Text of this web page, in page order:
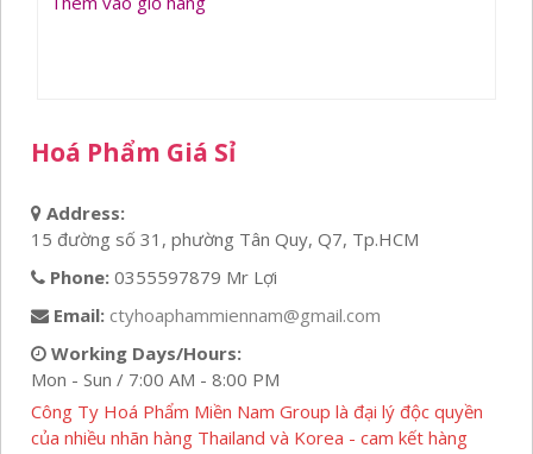
Hoá Phẩm Giá Sỉ
Address:
15 đường số 31, phường Tân Quy, Q7, Tp.HCM
Phone: 0355597879 Mr Lợi
Email: ctyhoaphammiennam@gmail.com
Working Days/Hours:
Mon - Sun / 7:00 AM - 8:00 PM
Công Ty Hoá Phẩm Miền Nam Group là đại lý độc quyền
của nhiều nhãn hàng Thailand và Korea - cam kết hàng